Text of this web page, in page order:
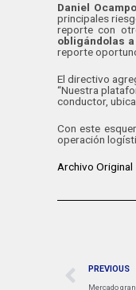
Daniel
principales
reporte con
obligándolas
reporte
El directivo
“Nuestra
conductor,
Con este
operación
Archivo Original
PREVIOUS